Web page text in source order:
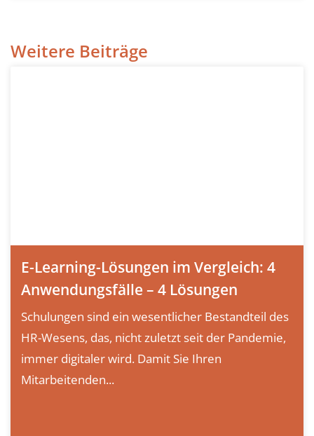
Weitere Beiträge
E-Learning-Lösungen im Vergleich: 4
Anwendungsfälle – 4 Lösungen
Schulungen sind ein wesentlicher Bestandteil des
HR-Wesens, das, nicht zuletzt seit der Pandemie,
immer digitaler wird. Damit Sie Ihren
Mitarbeitenden...